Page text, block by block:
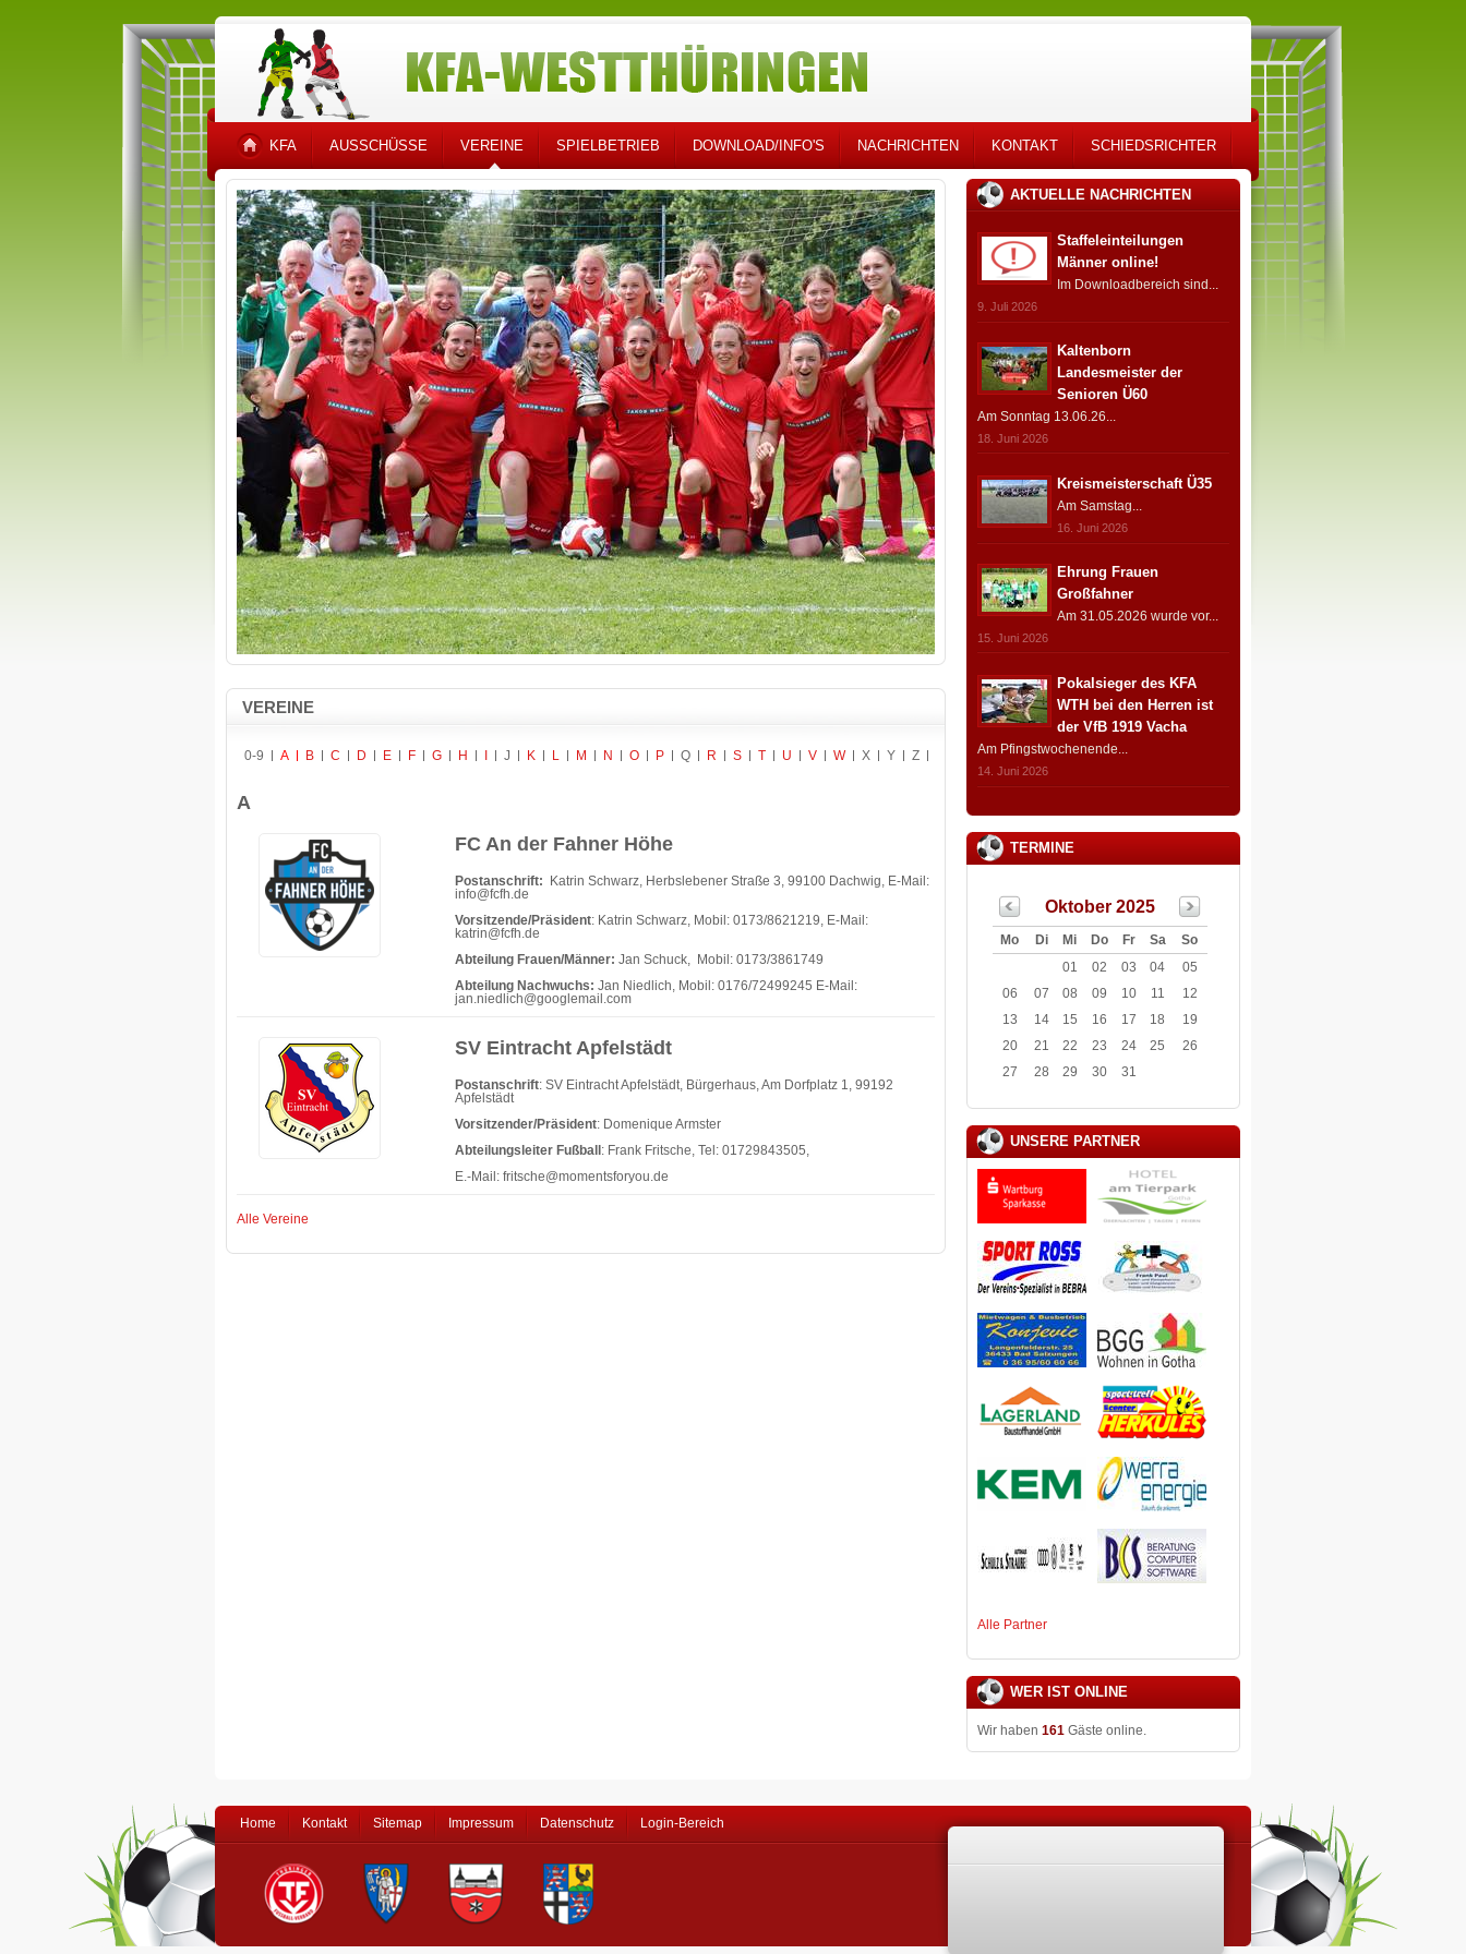
KFA AUSSCHÜSSE VEREINE SPIELBETRIEB DOWNLOAD/INFO'S NACHRICHTEN KONTAKT SCHIEDSRICHTER
VEREINE
0-9 A B C D E F G H J K L M N O P Q R S T U V W X Y Z
A
FC An der Fahner Höhe
Postanschrift:
Katrin Schwarz, Herbslebener Straße 3, 99100 Dachwig, E-Mail:
info@fcfh.de
Vorsitzende/Präsident: Katrin Schwarz, Mobil: 0173/8621219, E-Mail:
katrin@fcfh.de
Abteilung Frauen/Männer: Jan Schuck, Mobil: 0173/3861749
Abteilung Nachwuchs: Jan Niedlich, Mobil: 0176/72499245 E-Mail:
jan.niedlich@googlemail.com
SV Eintracht Apfelstädt
Postanschrift: SV Eintracht Apfelstädt, Bürgerhaus, Am Dorfplatz 1, 99192
Apfelstädt
Vorsitzender/Präsident: Domenique Armster
Abteilungsleiter Fußball : Frank Fritsche, Tel: 01729843505,
E.-Mail: fritsche@momentsforyou.de
Alle Vereine
AKTUELLE NACHRICHTEN
Staffeleinteilungen
Männer online!
Im Downloadbereich sind...
9. Juli 2026
Kaltenborn
Landesmeister der
Senioren Ü60
Am Sonntag 13.06.26...
18. Juni 2026
Kreismeisterschaft Ü35
Am Samstag...
16. Juni 2026
Ehrung Frauen
Großfahner
Am 31.05.2026 wurde vor...
15. Juni 2026
Pokalsieger des KFA
WTH bei den Herren ist
der VfB 1919 Vacha
Am Pfingstwochenende...
14. Juni 2026
TERMINE
Oktober 2025
Mo Di Mi Do Fr Sa
So
01
02 03 04
05
06
07 08 09 10 11
12
13
14 15 16 17 18
19
20
21 22 23 24 25
26
27
28 29 30 31
UNSERE PARTNER
Alle Partner
WER IST ONLINE
Wir haben 161Gäste online.
Home Kontakt Sitemap Impressum Datenschutz Login-Bereich